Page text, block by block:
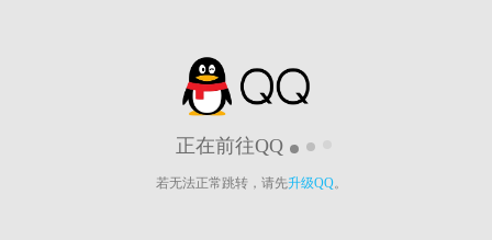
正在前往QQ
若无法正常跳转，请先升级QQ。